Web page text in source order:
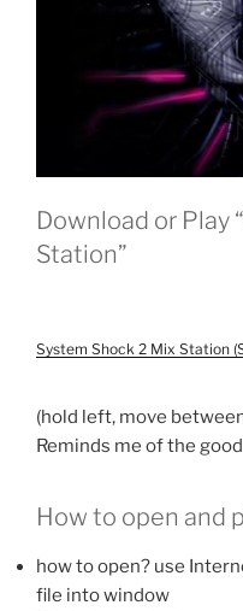
Download or Play
Station”
System Shock 2 Mix Station
(hold left, move
Reminds me of the
How to open and
how to open? use
file into window